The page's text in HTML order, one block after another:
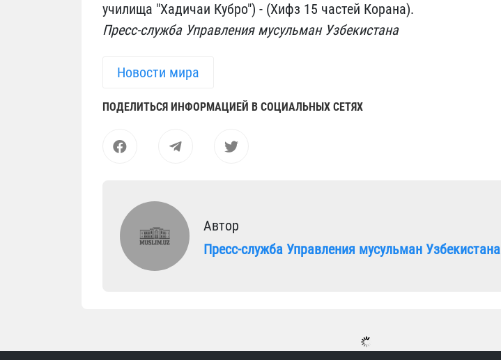
училища "Хадичаи Кубро") - (Хифз 15 частей Корана).
Пресс-служба Управления мусульман Узбекистана
Новости мира
ПОДЕЛИТЬСЯ ИНФОРМАЦИЕЙ В СОЦИАЛЬНЫХ СЕТЯХ
Автор
Пресс-служба Управления мусульман Узбекистана